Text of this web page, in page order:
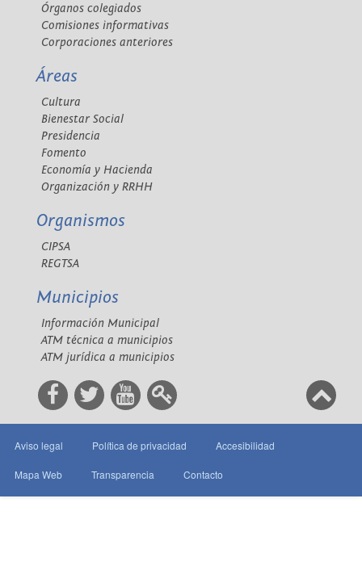
Órganos colegiados
Comisiones informativas
Corporaciones anteriores
Áreas
Cultura
Bienestar Social
Presidencia
Fomento
Economía y Hacienda
Organización y RRHH
Organismos
CIPSA
REGTSA
Municipios
Información Municipal
ATM técnica a municipios
ATM jurídica a municipios
Aviso legal Política de privacidad Accesibilidad
Mapa Web Transparencia Contacto